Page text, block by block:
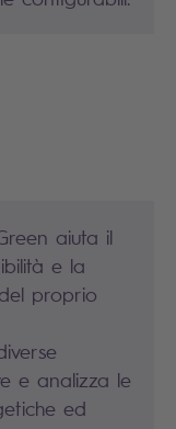
aiuta il
e la
proprio
e analizza le
ed